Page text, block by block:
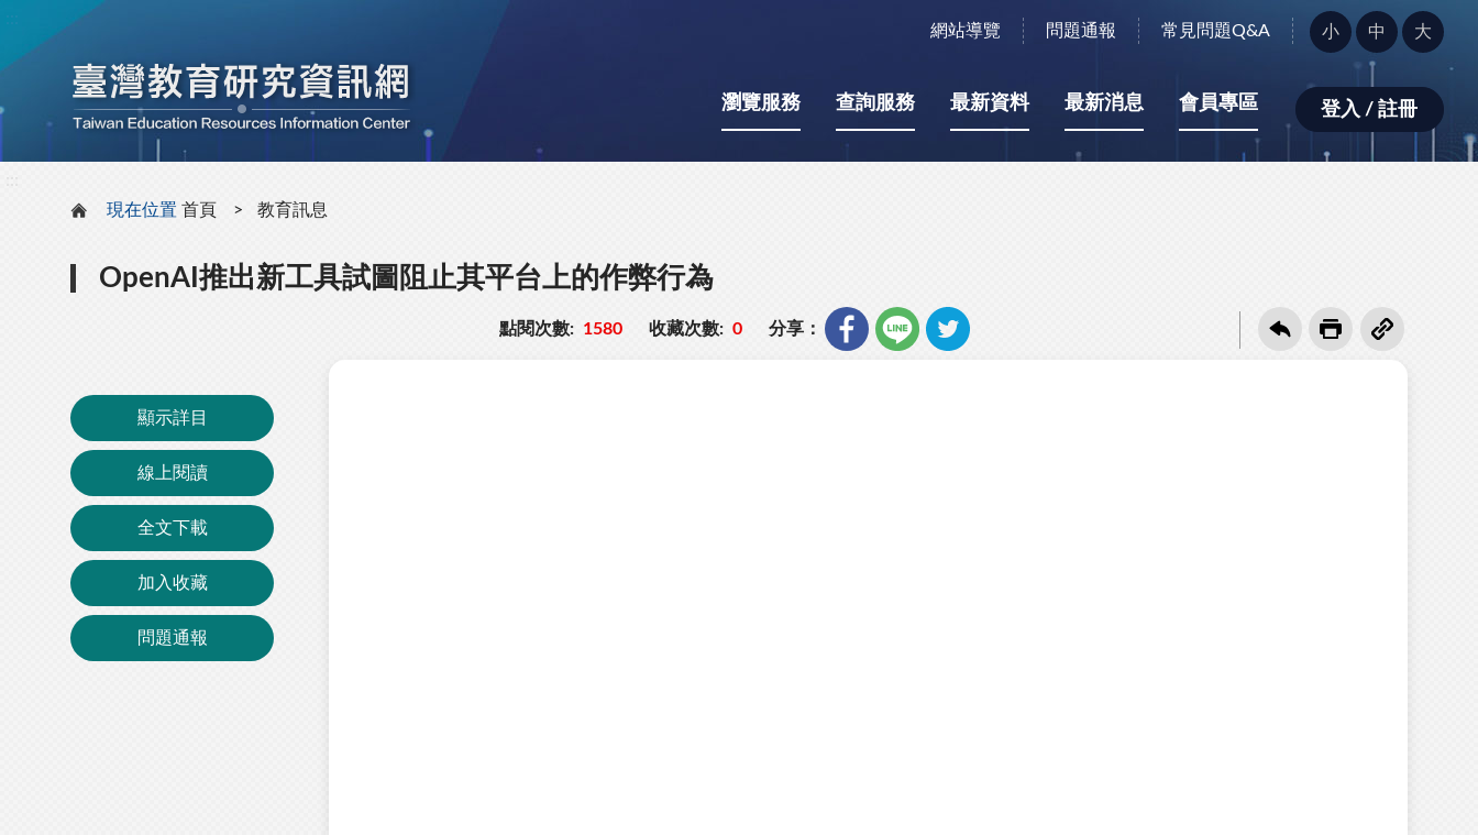
網站導覽 問題通報 常見問題Q&A
字
型
小：
小 中 大
瀏覽服務 查詢服務 最新資料 最新消息 會員專區 登入 / 註冊
現在位置 首頁 教育訊息
OpenAI推出新工具試圖阻止其平台上的作弊行為
點閱次數: 1580 收藏次數: 0 分享：
顯示詳目
線上閱讀
全文下載
加入收藏
問題通報